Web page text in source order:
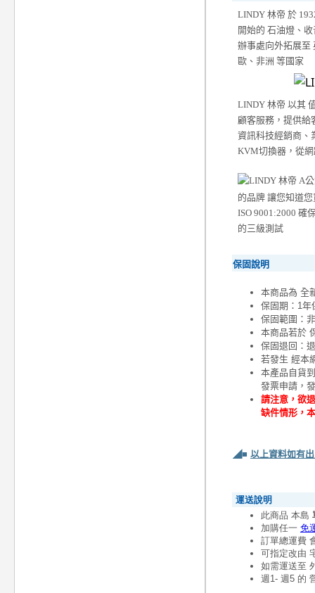
LINDY 林帝 於
開始的 石油燈、
辦事處向外拓展至
歐、非洲 等國家
LINDY 林帝 以其
顧客服務，提供給
資訊科技經銷商、
KVM切換器，從
的品牌 讓您知道
ISO 9001:2000 確
的三級測試
保固說明
本商品為 全
保固期：1年
保固範圍：
本商品若於
保固退回：
若發生 經本
本產品自貨
發票申請，
請注意，欲
缺件情形，
◢■ 以上資料如有